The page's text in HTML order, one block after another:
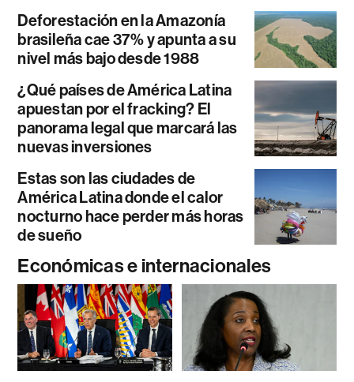
Deforestación en la Amazonía
brasileña cae 37% y apunta a su
nivel más bajo desde 1988
¿Qué países de América Latina
apuestan por el fracking? El
panorama legal que marcará las
nuevas inversiones
Estas son las ciudades de
América Latina donde el calor
nocturno hace perder más horas
de sueño
Económicas e internacionales